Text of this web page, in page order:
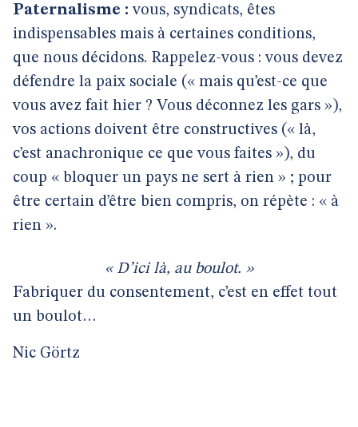
Paternalisme :vous, syndicats, êtes
indispensables mais à certaines conditions,
que nous décidons. Rappelez-vous : vous devez
défendre la paix sociale (« mais qu’est-ce que
vous avez fait hier ? Vous déconnez les gars »),
vos actions doivent être constructives (« là,
c’est anachronique ce que vous faites »), du
coup « bloquer un pays ne sert à rien » ; pour
être certain d’être bien compris, on répète : « à
rien ».
« D’ici là, au boulot. »
Fabriquer du consentement, c’est en effet tout
un boulot…
Nic Görtz